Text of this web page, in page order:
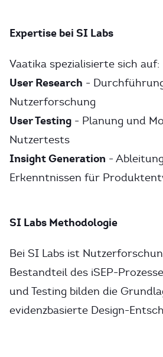
Expertise bei SI Labs
Vaatika spezialisierte sich auf:
User Research -
Nutzerforschung
User Testing - Planung und
Nutzertests
Insight Generation -
Erkenntnissen für
SI Labs Methodologie
Bei SI Labs ist
Bestandteil des iSEP-
und Testing bilden die
evidenzbasierte Design-